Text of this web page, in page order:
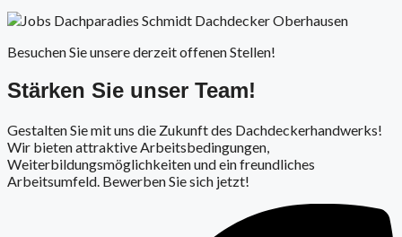
Besuchen Sie unsere derzeit offenen Stellen!
Stärken Sie unser Team!
Gestalten Sie mit uns die Zukunft des Dachdeckerhandwerks!
Wir bieten attraktive Arbeitsbedingungen,
Weiterbildungsmöglichkeiten und ein freundliches
Arbeitsumfeld. Bewerben Sie sich jetzt!